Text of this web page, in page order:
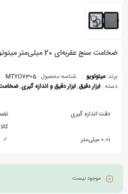
ضخامت سنج عقربه‌ای 20 میلی‌متر میتوتویو مدل 7305
برند:میتوتویو شناسه محصول : MTYO7305
دسته : ابزار دقیق,ابزار دقیق و اندازه گیری,
دقت اندازه‌ گیری
0.01 میلی‌متر
کالا
✓
موجود نیست